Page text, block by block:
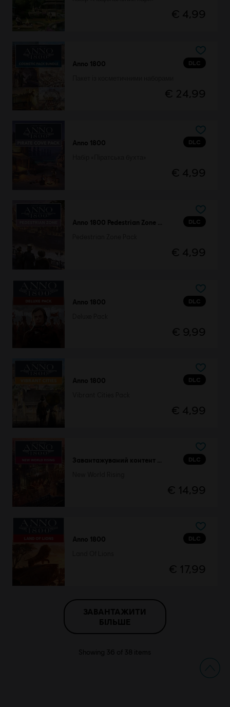
€ 4,99
DLC
Anno 1800
€ 24,99
DLC
Anno 1800
€ 4,99
DLC
€ 4,99
DLC
Anno 1800
€ 9,99
DLC
Anno 1800
€ 4,99
DLC
€ 14,99
DLC
Anno 1800
€ 17,99
ЗАВАНТАЖИТИ
БІЛЬШЕ
Showing 36 of 38 items